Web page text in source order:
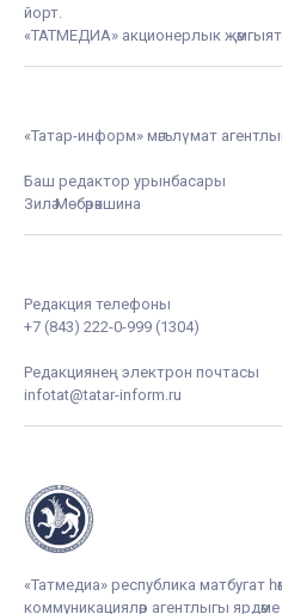
йорт.
«ТАТМЕДИА» акционерлык
«Татар-информ» мәгълүмат
Баш редактор урынбасары
Зилә Мөбәрәкшина
Редакция телефоны
+7 (843) 222-0-999 (1304)
Редакциянең электрон почтасы
infotat@tatar-inform.ru
«Татмедиа» республика матбугат
коммуникацияләр агентлыгы